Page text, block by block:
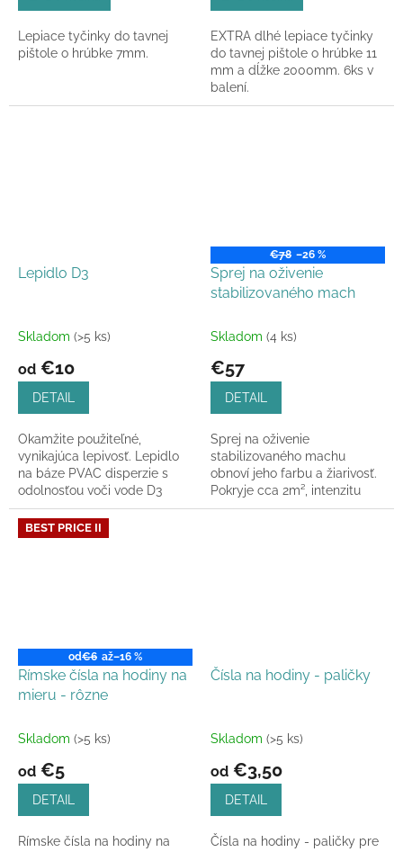
Lepiace tyčinky do tavnej
pištole o hrúbke 7mm.
EXTRA dlhé lepiace tyčinky
do tavnej pištole o hrúbke 11
mm a dĺžke 2000mm. 6ks v
balení.
Lepidlo D3
Skladom (>5 ks)
od €10
DETAIL
Okamžite použiteľné,
vynikajúca lepivosť. Lepidlo
na báze PVAC disperzie s
odolnosťou voči vode D3
podľa EN 204.
€78 –26 %
Sprej na oživenie
stabilizovaného mach
Skladom (4 ks)
€57
DETAIL
Sprej na oživenie
stabilizovaného machu
obnoví jeho farbu a žiarivosť.
Pokryje cca 2m², intenzitu
možno zvýšiť vrstvením.
BEST PRICE II
od€6 až–16 %
Rímske čísla na hodiny na
mieru - rôzne
Skladom (>5 ks)
od €5
DETAIL
Rímske čísla na hodiny na
Čísla na hodiny - paličky
Skladom (>5 ks)
od €3,50
DETAIL
Čísla na hodiny - paličky pre